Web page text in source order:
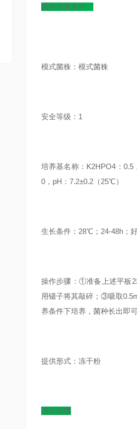
菌种培养条件：
模式菌株：模式菌株
安全等级：1
培养基名称： K2HPO4：0.5
0，pH：7.2±0.2（25℃）
生长条件：28℃；24-48h；
操作步骤：①准备上述平板
用镊子将其敲碎；③吸取
养条件下培养，菌种长出即可
提供形式：冻干粉
活化步骤